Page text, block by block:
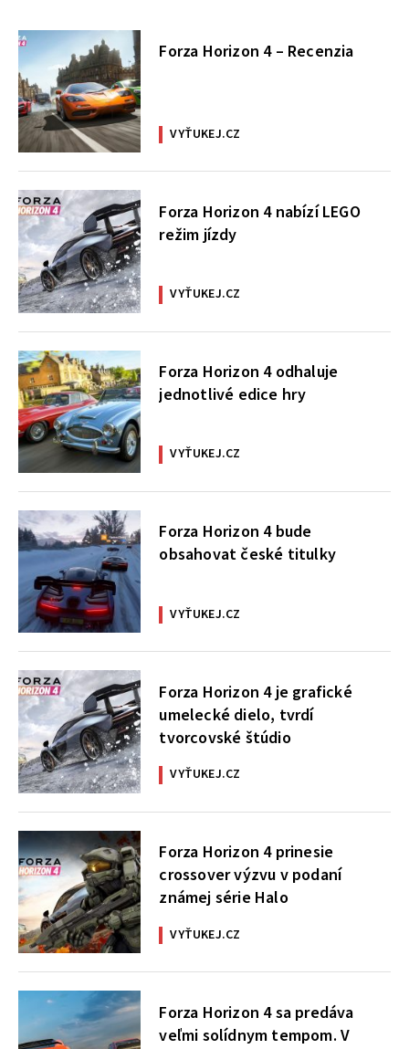
Forza Horizon 4 – Recenzia
VYŤUKEJ.CZ
Forza Horizon 4 nabízí LEGO
režim jízdy
VYŤUKEJ.CZ
Forza Horizon 4 odhaluje
jednotlivé edice hry
VYŤUKEJ.CZ
Forza Horizon 4 bude
obsahovat české titulky
VYŤUKEJ.CZ
Forza Horizon 4 je grafické
umelecké dielo, tvrdí
tvorcovské štúdio
VYŤUKEJ.CZ
Forza Horizon 4 prinesie
crossover výzvu v podaní
známej série Halo
VYŤUKEJ.CZ
Forza Horizon 4 sa predáva
veľmi solídnym tempom. V